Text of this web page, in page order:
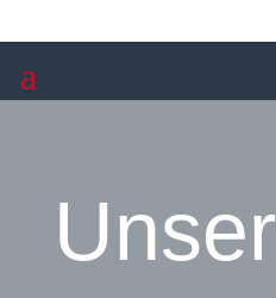
Unser